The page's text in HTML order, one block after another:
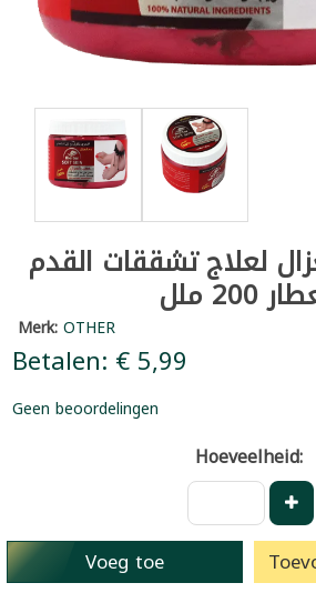
لعلاج تشققات القدم
200 ملل
Merk:OTHER
Betalen: € 5,99
Geen beoordelingen
Hoeveelheid:
Voeg toe